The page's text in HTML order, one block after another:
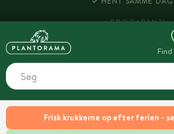
Frisk krukkerne op efter ferien -